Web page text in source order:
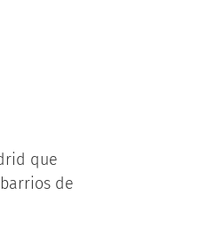
que
de